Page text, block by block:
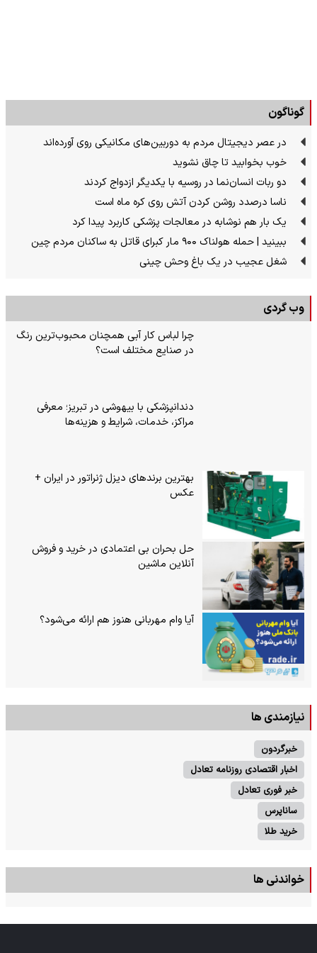
گوناگون
در عصر دیجیتال مردم به دوربین‌های مکانیکی روی آورده‌اند
خوب بخوابید تا چاق نشوید
دو ربات انسان‌نما در روسیه با یکدیگر ازدواج کردند
ناسا درصدد روشن کردن آتش روی کره ماه است
یک بار هم نوشابه در معالجات پزشکی کاربرد پیدا کرد
ببینید | حمله هولناک ۹۰۰ مار کبرای قاتل به ساکنان مردم چین
شغل عجیب در یک باغ وحش چینی
وب گردی
چرا لباس کار آبی همچنان محبوب‌ترین رنگ
در صنایع مختلف است؟
دندانپزشکی با بیهوشی در تبریز؛ معرفی
مراکز، خدمات، شرایط و هزینه‌ها
بهترین برندهای دیزل ژنراتور در ایران +
عکس
حل بحران بی‌ اعتمادی در خرید و فروش
آنلاین ماشین
آیا وام مهربانی هنوز هم ارائه می‌شود؟
نیازمندی ها
خبرگردون
اخبار اقتصادی روزنامه تعادل
خبر فوری تعادل
ساناپرس
خرید طلا
خواندنی ها